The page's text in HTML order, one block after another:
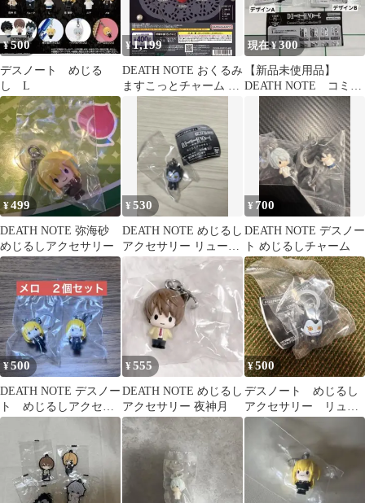
¥500
デスノート めじる
し L
¥1,199
DEATH NOTE おくるみ
ますこっとチャーム ニ
現在 ¥300
【新品未使用品】
DEATH NOTE コミッ
クチャームコレクショ
ン 2種類セット
¥499
DEATH NOTE 弥海砂
めじるしアクセサリー
¥530
DEATH NOTE めじるし
アクセサリー リューク
¥ 700
DEATH NOTE デスノー
ト めじるしチャーム
¥500
DEATH NOTE デスノー
ト めじるしアクセサ
リー メロ ガチャ
¥555
DEATH NOTE めじるし
アクセサリー 夜神月
¥500
デスノート めじるし
アクセサリー リュー
ク